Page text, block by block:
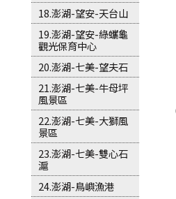
18.澎湖-望安-天台山
19.澎湖-望安-綠蠵龜
觀光保育中心
20.澎湖-七美-望夫石
21.澎湖-七美-牛母坪
風景區
22.澎湖-七美-大獅風
景區
23.澎湖-七美-雙心石
滬
24.澎湖-鳥嶼漁港
277-七美嶼-
望夫石.JPG
278-七美嶼-